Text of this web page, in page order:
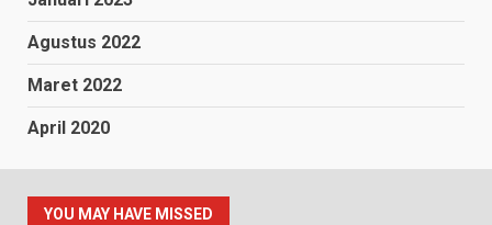
Agustus 2022
Maret 2022
April 2020
YOU MAY HAVE MISSED